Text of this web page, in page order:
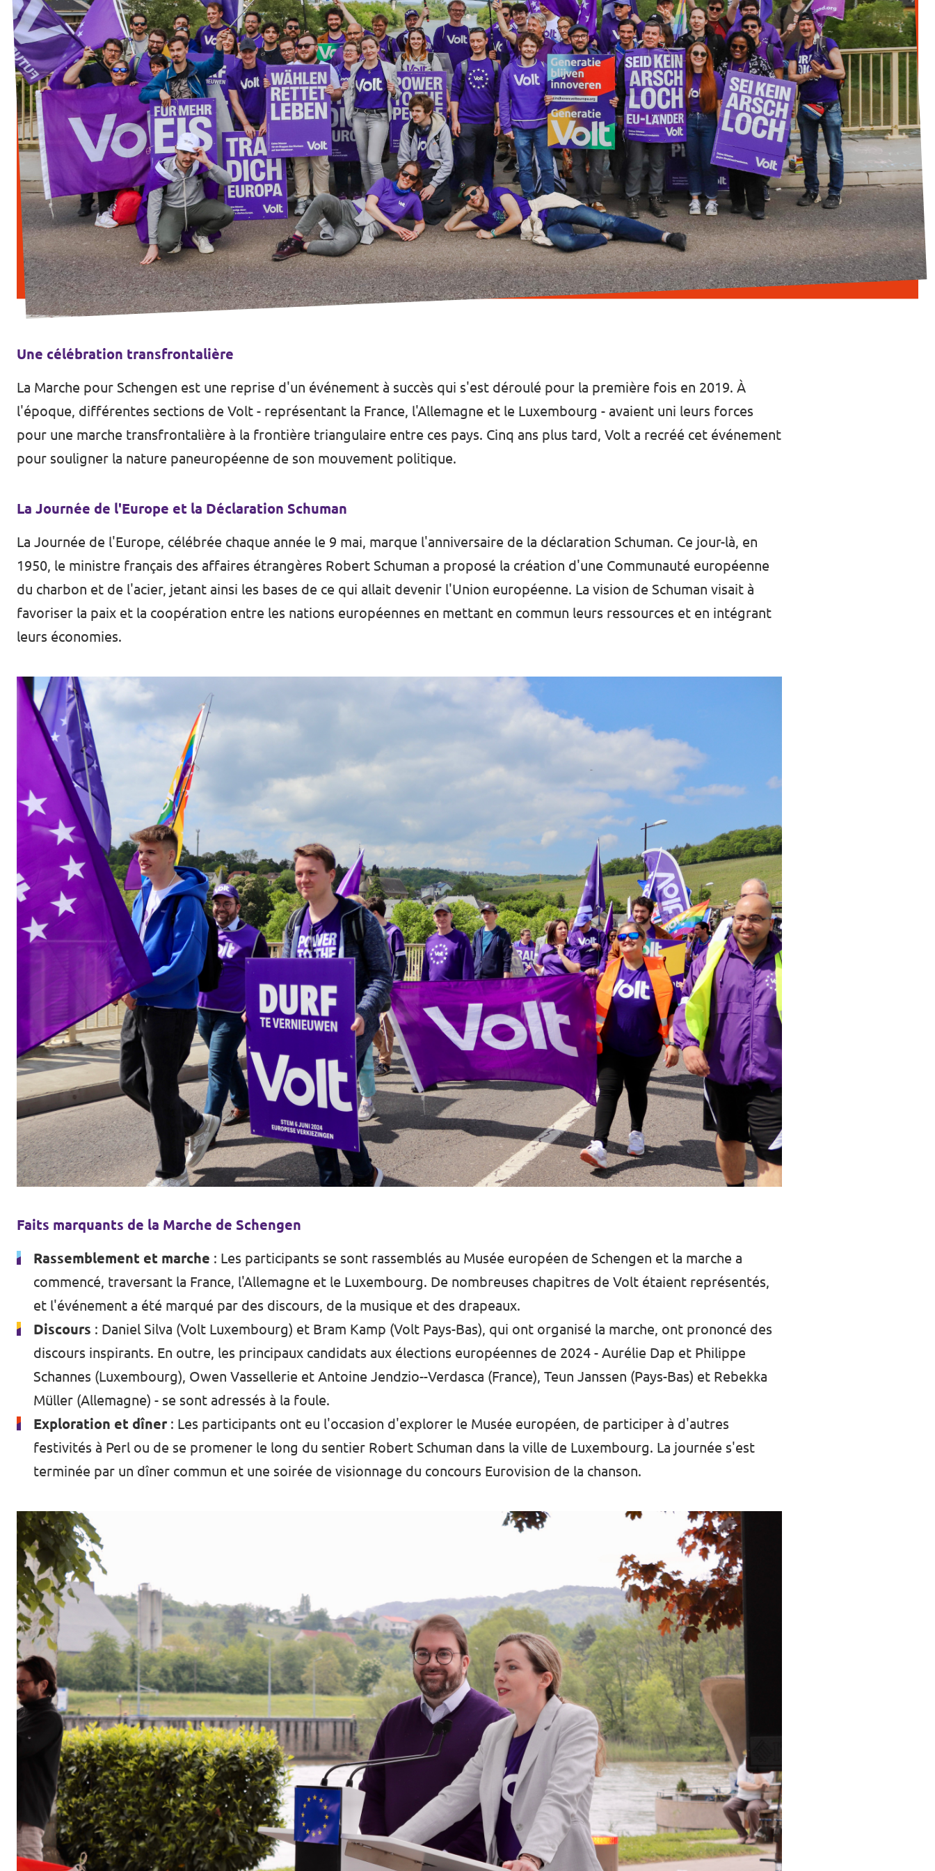
Une célébration transfrontalière
La Marche pour Schengen est une reprise d'un événement à succès qui s'est déroulé pour la première fois en 2019. À
l'époque, différentes sections de Volt - représentant la France, l'Allemagne et le Luxembourg - avaient uni leurs forces
pour une marche transfrontalière à la frontière triangulaire entre ces pays. Cinq ans plus tard, Volt a recréé cet événement
pour souligner la nature paneuropéenne de son mouvement politique.
La Journée de l'Europe et la Déclaration Schuman
La Journée de l'Europe, célébrée chaque année le 9 mai, marque l'anniversaire de la déclaration Schuman. Ce jour-là, en
1950, le ministre français des affaires étrangères Robert Schuman a proposé la création d'une Communauté européenne
du charbon et de l'acier, jetant ainsi les bases de ce qui allait devenir l'Union européenne. La vision de Schuman visait à
favoriser la paix et la coopération entre les nations européennes en mettant en commun leurs ressources et en intégrant
leurs économies.
Faits marquants de la Marche de Schengen
Rassemblement et marche : Les participants se sont rassemblés au Musée européen de Schengen et la marche a
commencé, traversant la France, l'Allemagne et le Luxembourg. De nombreuses chapitres de Volt étaient représentés,
et l'événement a été marqué par des discours, de la musique et des drapeaux.
Discours : Daniel Silva (Volt Luxembourg) et Bram Kamp (Volt Pays-Bas), qui ont organisé la marche, ont prononcé des
discours inspirants. En outre, les principaux candidats aux élections européennes de 2024 - Aurélie Dap et Philippe
Schannes (Luxembourg), Owen Vassellerie et Antoine Jendzio--Verdasca (France), Teun Janssen (Pays-Bas) et Rebekka
Müller (Allemagne) - se sont adressés à la foule.
Exploration et dîner: Les participants ont eu l'occasion d'explorer le Musée européen, de participer à d'autres
festivités à Perl ou de se promener le long du sentier Robert Schuman dans la ville de Luxembourg. La journée s'est
terminée par un dîner commun et une soirée de visionnage du concours Eurovision de la chanson.